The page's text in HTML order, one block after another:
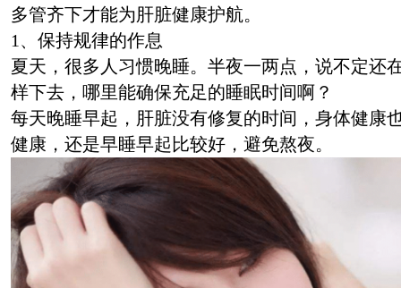
多管齐下才能为肝脏健康护航。
1、保持规律的作息
夏天，很多人习惯晚睡。半夜一两点，说不定还
样下去，哪里能确保充足的睡眠时间啊？
每天晚睡早起，肝脏没有修复的时间，身体健康
健康，还是早睡早起比较好，避免熬夜。